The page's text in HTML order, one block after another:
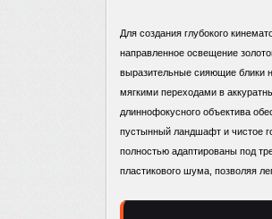
Для создания глубокого
направленное освещение
выразительные сияющие блики
мягкими переходами в
длиннофокусного объектива
пустынный ландшафт и чистое
полностью адаптированы под
пластикового шума, позволяя